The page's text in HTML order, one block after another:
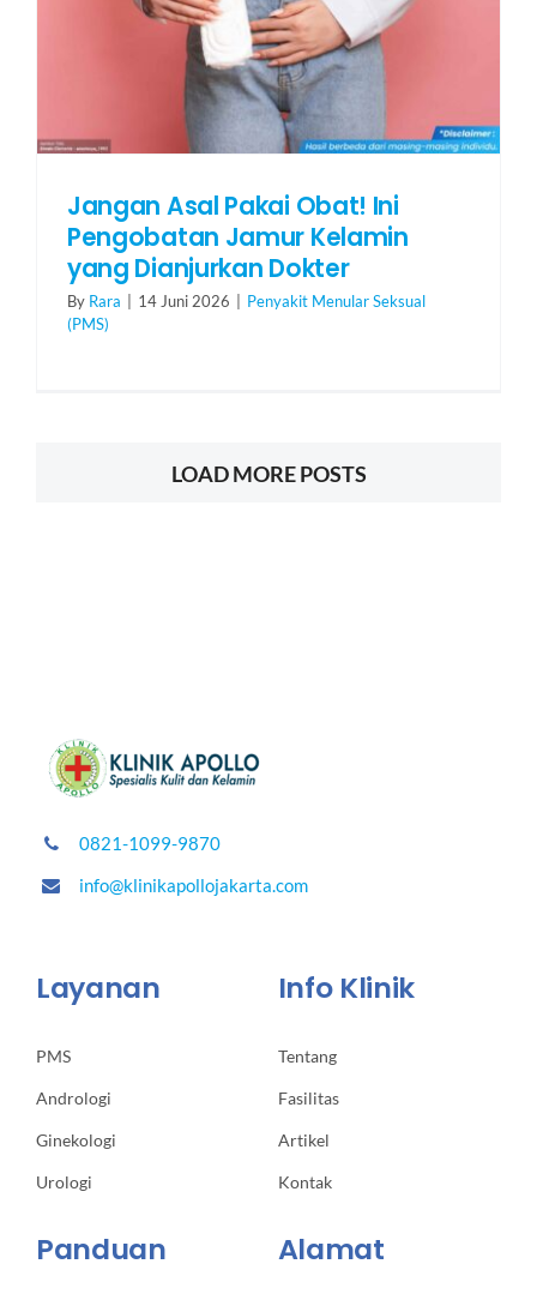
Jangan Asal Pakai Obat! Ini
Pengobatan Jamur Kelamin
yang Dianjurkan Dokter
By Rara 14 Juni 2026
Penyakit Menular Seksual
(PMS)
LOAD MORE POSTS
0821-1099-9870
info@klinikapollojakarta.com
Layanan
PMS
Andrologi
Ginekologi
Urologi
Info Klinik
Tentang
Fasilitas
Artikel
Kontak
Panduan Alamat